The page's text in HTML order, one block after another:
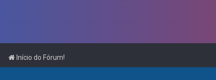
Início do Fórum!